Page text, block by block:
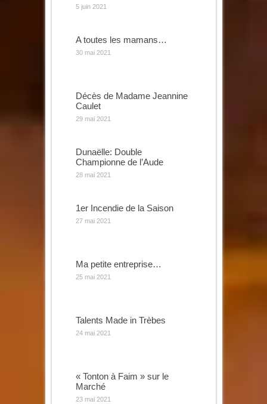
5 juin 2021
A toutes les mamans…
30 mai 2021
Décès de Madame Jeannine
Caulet
29 mai 2021
Dunaëlle: Double
Championne de l’Aude
28 mai 2021
1er Incendie de la Saison
27 mai 2021
Ma petite entreprise…
25 mai 2021
Talents Made in Trèbes
24 mai 2021
« Tonton à Faim » sur le
Marché
23 mai 2021